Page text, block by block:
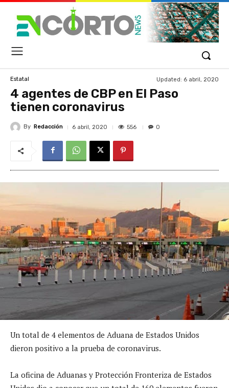
Estatal Updated: 6 abril, 2020
4 agentes de CBP en El Paso
tienen coronavirus
By Redacción 6 abril, 2020 556 0
Un total de 4 elementos de Aduana de Estados Unidos
dieron positivo a la prueba de coronavirus.
La oficina de Aduanas y Protección Fronteriza de Estados